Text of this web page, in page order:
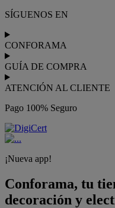
SÍGUENOS EN
CONFORAMA
GUÍA DE COMPRA
ATENCIÓN AL CLIENTE
Pago 100% Seguro
¡Nueva app!
Conforama, tu
decoración y